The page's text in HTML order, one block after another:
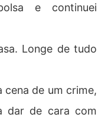
e continuei
Longe de tudo
cena de um crime,
dar de cara com